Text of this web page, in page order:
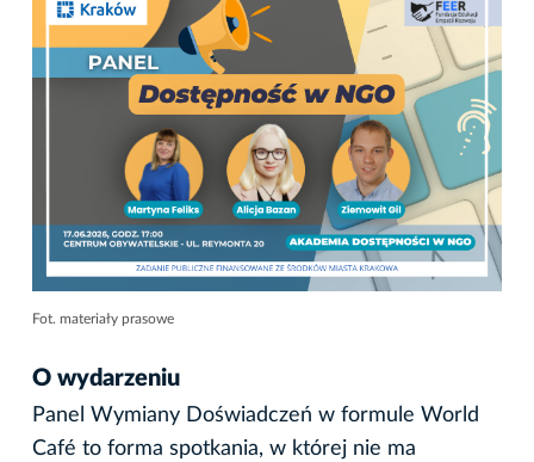
Fot. materiały prasowe
O wydarzeniu
Panel Wymiany Doświadczeń w formule World
Café to forma spotkania, w której nie ma